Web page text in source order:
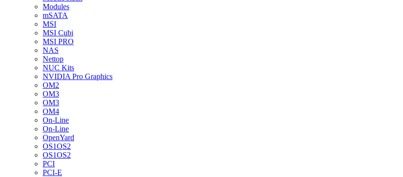
Modules
mSATA
MSI
MSI Cubi
MSI PRO
NAS
Nettop
NUC Kits
NVIDIA Pro Graphics
OM2
OM3
OM3
OM4
On-Line
On-Line
OpenYard
OS1OS2
OS1OS2
PCI
PCI-E